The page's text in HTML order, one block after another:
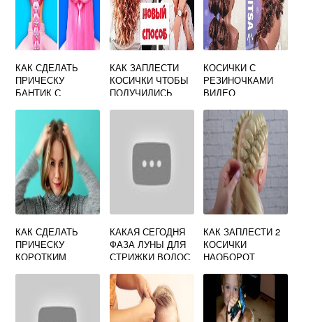
КАК СДЕЛАТЬ
ПРИЧЕСКУ
БАНТИК С
ВОЛОСАМИ
КАК ЗАПЛЕСТИ
КОСИЧКИ ЧТОБЫ
ПОЛУЧИЛИСЬ
КОСИЧКИ С
РЕЗИНОЧКАМИ
ВИДЕО
КАК СДЕЛАТЬ
ПРИЧЕСКУ
КОРОТКИМ
КАКАЯ СЕГОДНЯ
ФАЗА ЛУНЫ ДЛЯ
СТРИЖКИ ВОЛОС
КАК ЗАПЛЕСТИ 2
КОСИЧКИ
НАОБОРОТ